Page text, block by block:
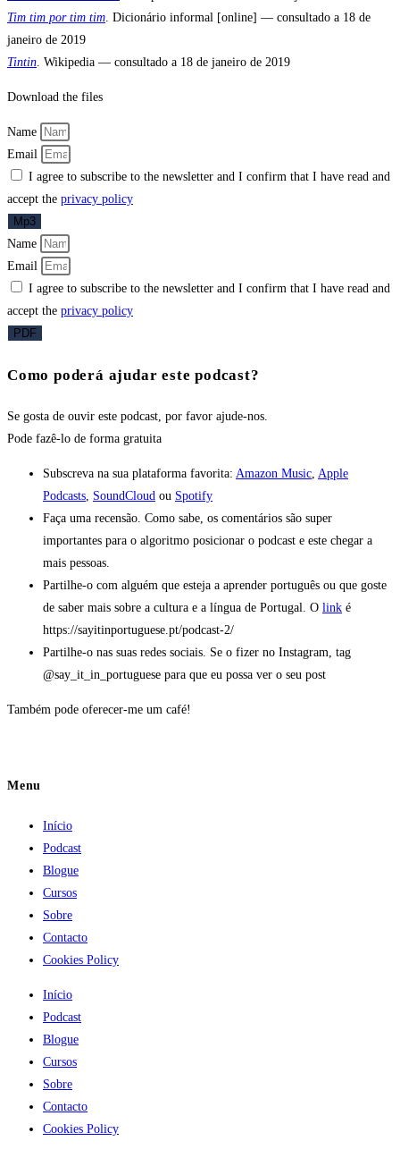
Tim tim por tim tim. Dicionário informal [online] — consultado a 18 de
janeiro de 2019
Tintin. Wikipedia — consultado a 18 de janeiro de 2019
Download the files
Name
Email
I agree to subscribe to the newsletter and I confirm that I have read and
accept the privacy policy
Mp3
Name
Email
I agree to subscribe to the newsletter and I confirm that I have read and
accept the privacy policy
PDF
Como poderá ajudar este podcast?
Se gosta de ouvir este podcast, por favor ajude-nos.
Pode fazê-lo de forma gratuita
Subscreva na sua plataforma favorita: Amazon Music, Apple
Podcasts, SoundCloud ou Spotify
Faça uma recensão. Como sabe, os comentários são super
importantes para o algoritmo posicionar o podcast e este chegar a
mais pessoas.
Partilhe-o com alguém que esteja a aprender português ou que goste
de saber mais sobre a cultura e a língua de Portugal. O link é
https://sayitinportuguese.pt/podcast-2/
Partilhe-o nas suas redes sociais. Se o fizer no Instagram, tag
@say_it_in_portuguese para que eu possa ver o seu post
Também pode oferecer-me um café!
Menu
Início
Podcast
Blogue
Cursos
Sobre
Contacto
Cookies Policy
Início
Podcast
Blogue
Cursos
Sobre
Contacto
Cookies Policy